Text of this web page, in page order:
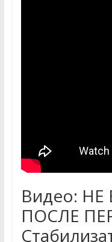
Видео:
ПОСЛЕ